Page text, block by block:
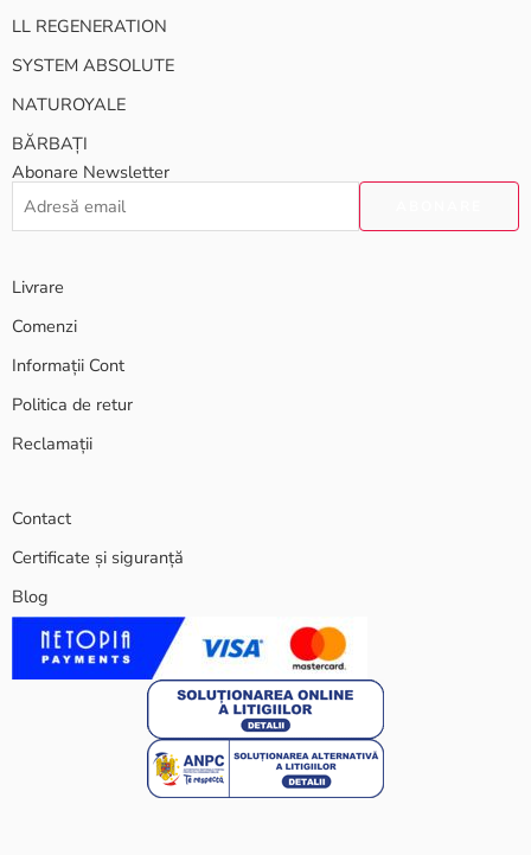
LL REGENERATION
SYSTEM ABSOLUTE
NATUROYALE
BĂRBAȚI
Abonare Newsletter
Livrare
Comenzi
Informații Cont
Politica de retur
Reclamații
Contact
Certificate și siguranță
Blog